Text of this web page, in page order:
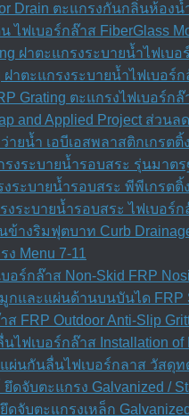
Drain ตะแกรงกันกลิ่นห้อ
ไฟเบอร์กล๊าส FiberGlass
ฝาตะแกรงระบายน้ำไฟเ
ฝาตะแกรงระบายน้ำไฟเบอ
Grating ตะแกรงไฟเบอร์
and Applied Project ส่วน
น้ำ เอบีเอสพลาสติกเกรตติ้
รงระบายน้ำรอบสระ รุ่นมา
งระบายน้ำรอบสระ พีพีเกรต
งระบายน้ำรอบสระ ไฟเบอ
างริมฟุตบาท Curb
Menu 7-11
ร์กล๊าส Non-Skid FRP
และแผ่นด้านบนบันได FRP
FRP Outdoor Anti-Slip
ฟเบอร์กล๊าส Installation of
แผ่นกันลื่นไฟเบอร์กลาส วัสดุ
จับตะแกรง Galvanized /
บตะแกรงเหล็ก Galvanized